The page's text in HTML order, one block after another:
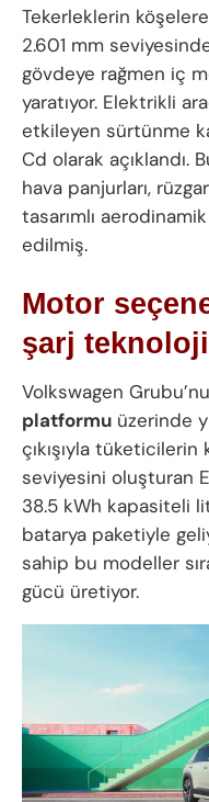
Tekerleklerin
2.601 mm
gövdeye rağmen iç
yaratıyor. Elektrikli
etkileyen sürtünme
Cd olarak açıklandı.
hava panjurları,
tasarımlı
edilmiş.
Motor
şarj
Volkswagen
platformu üzerinde
çıkışıyla tüketicilerin
seviyesini oluşturan
38.5 kWh kapasiteli
batarya paketiyle
sahip bu modeller
gücü üretiyor.